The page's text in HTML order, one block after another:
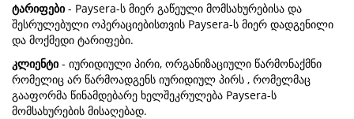
ტარიფები - Paysera-ს მიერ გაწეული მომსახურებისა და
შესრულებული ოპერაციებისთვის Paysera-ს მიერ დადგენილი
და მოქმედი ტარიფები.
კლიენტი - იურიდიული პირი, ორგანიზაციული წარმონაქმნი
რომელიც არ წარმოადგენს იურიდიულ პირს , რომელმაც
გააფორმა წინამდებარე ხელშეკრულება Paysera-ს
მომსახურების მისაღებად.